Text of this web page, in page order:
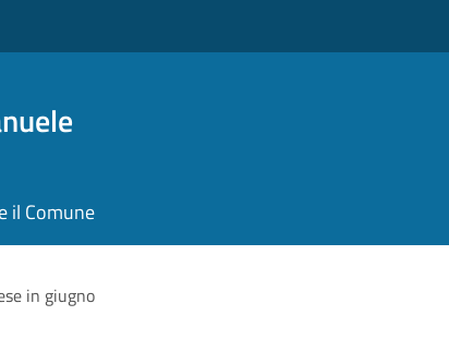
il Comune
in giugno